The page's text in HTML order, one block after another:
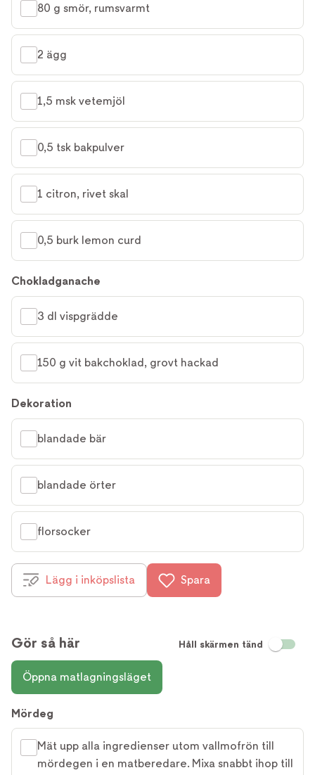
80 g smör, rumsvarmt
2 ägg
1,5 msk vetemjöl
0,5 tsk bakpulver
1 citron, rivet skal
0,5 burk lemon curd
Chokladganache
3 dl vispgrädde
150 g vit bakchoklad, grovt hackad
Dekoration
blandade bär
blandade örter
florsocker
Lägg i inköpslista Spara
Gör så här Håll skärmen tänd
Öppna matlagningsläget
Mördeg
Mät upp alla ingredienser utom vallmofrön till
mördegen i en matberedare. Mixa snabbt ihop till